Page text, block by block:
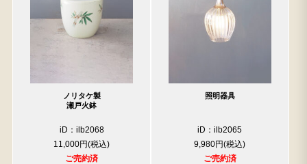
ノリタケ製
瀬戸火鉢
iD：ilb2068
11,000円
ご売約済
照明器具
iD：ilb2065
9,980円
ご売約済